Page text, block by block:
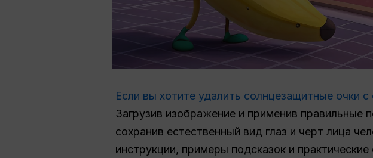
Если вы хотите удалить солнцезащитные очки
Загрузив изображение и применив правильные
сохранив естественный вид глаз и черт лица
инструкции, примеры подсказок и